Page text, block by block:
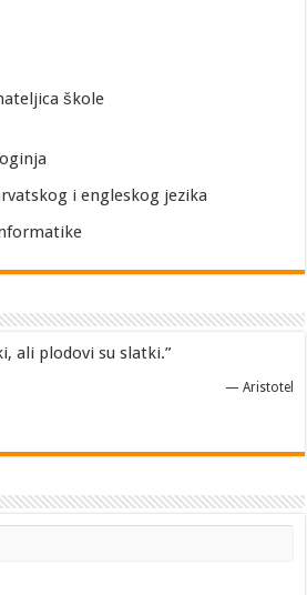
škole
i engleskog jezika
ali plodovi su slatki.”
— Aristotel